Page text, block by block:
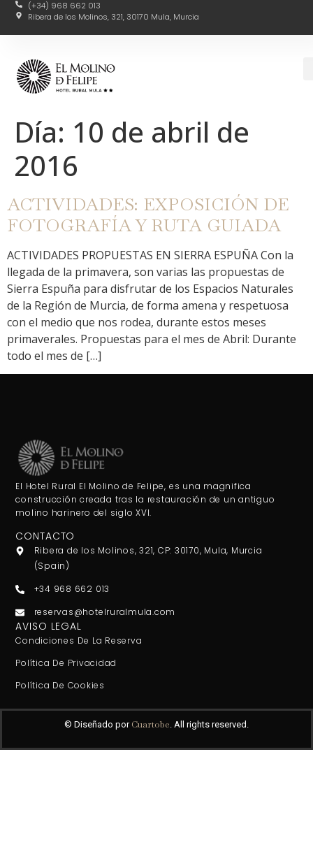
(+34) 968 662 013
Ribera de los Molinos, 321, 30170 Mula, Murcia
Día: 10 de abril de
2016
ACTIVIDADES: EXPOSICIÓN DE
FOTOGRAFÍA Y RUTA GUIADA
ACTIVIDADES PROPUESTAS EN SIERRA ESPUÑA Con la
llegada de la primavera, son varias las propuestas de
Sierra Espuña para disfrutar de los Espacios Naturales
de la Región de Murcia, de forma amena y respetuosa
con el medio que nos rodea, durante estos meses
primaverales. Propuestas para el mes de Abril: Durante
todo el mes de […]
El Hotel Rural El Molino de Felipe, es una magnifica
construcción creada tras la restauración de un antiguo
molino harinero del siglo XVI.
CONTACTO
Ribera de los Molinos, 321, CP: 30170, Mula, Murcia
(Spain)
+34 968 662 013
reservas@hotelruralmula.com
AVISO LEGAL
Condiciones De La Reserva
Política De Privacidad
Política De Cookies
© Diseñado por Cuartobe . All rights reserved.